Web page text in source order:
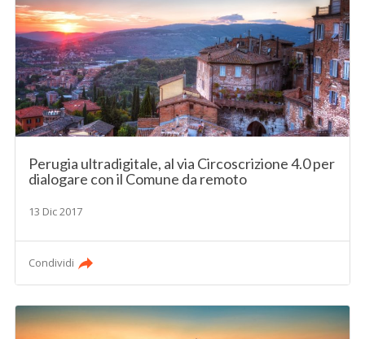
Perugia ultradigitale, al via Circoscrizione 4.0 per
dialogare con il Comune da remoto
13 Dic 2017
Condividi